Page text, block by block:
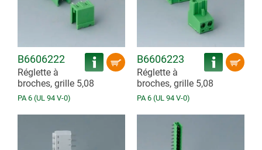
B6606222
Réglette à
broches, grille 5,08
PA 6 (UL 94 V-0)
B6606223
Réglette à
broches, grille 5,08
PA 6 (UL 94 V-0)